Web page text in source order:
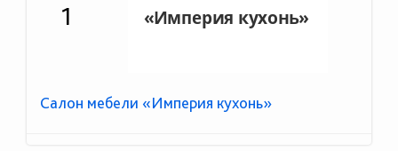
1
Салон мебели «Империя кухонь»